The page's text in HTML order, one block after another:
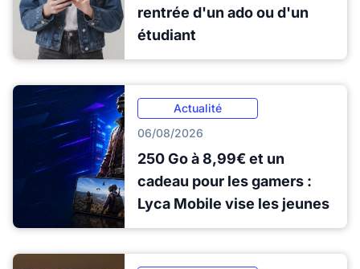
rentrée d'un ado ou d'un
étudiant
Actualité
06/08/2026
250 Go à 8,99€ et un
cadeau pour les gamers :
Lyca Mobile vise les jeunes